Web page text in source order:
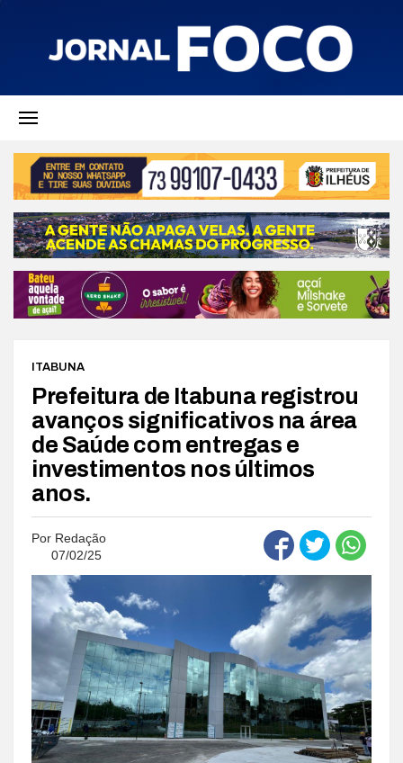
ITABUNA
Prefeitura de Itabuna registrou
avanços significativos na área
de Saúde com entregas e
investimentos nos últimos
anos.
Por Redação
07/02/25